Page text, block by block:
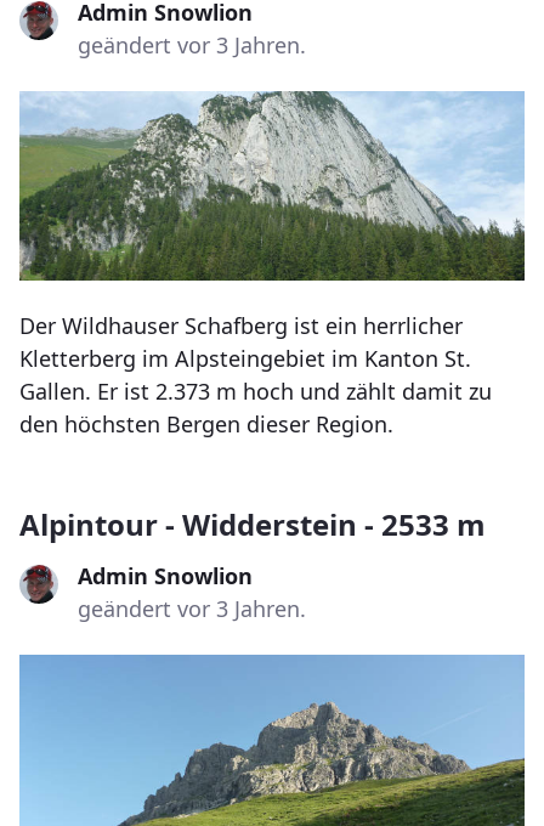
Admin Snowlion
geändert vor 3 Jahren.
Der Wildhauser Schafberg ist ein herrlicher
Kletterberg im Alpsteingebiet im Kanton St.
Gallen. Er ist 2.373 m hoch und zählt damit zu
den höchsten Bergen dieser Region.
Alpintour - Widderstein - 2533 m
Admin Snowlion
geändert vor 3 Jahren.